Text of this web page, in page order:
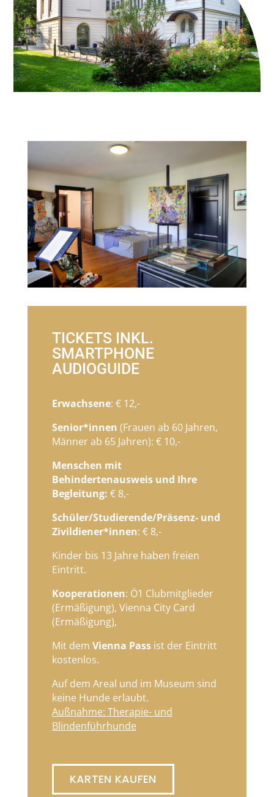
TICKETS INKL.
SMARTPHONE
AUDIOGUIDE
Erwachsene: € 12,-
Senior*innen (Frauen ab 60 Jahren,
Männer ab 65 Jahren): € 10,-
Menschen mit
Behindertenausweis und Ihre
Begleitung: € 8,-
Schüler/Studierende/Präsenz- und
Zivildiener*innen: € 8,-
Kinder bis 13 Jahre haben freien
Eintritt.
Kooperationen: Ö1 Clubmitglieder
(Ermäßigung), Vienna City Card
(Ermäßigung),
Mit dem Vienna Passist der Eintritt
kostenlos.
Auf dem Areal und im Museum sind
keine Hunde erlaubt.
Außnahme: Therapie- und
Blindenführhunde
KARTEN KAUFEN